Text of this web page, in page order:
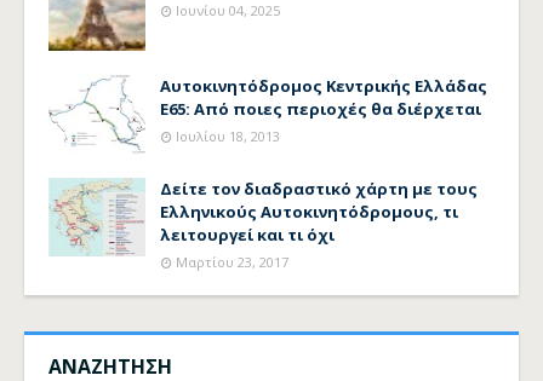
Ιουνίου 04, 2025
Αυτοκινητόδρομος Κεντρικής Ελλάδας
Ε65: Από ποιες περιοχές θα διέρχεται
Ιουλίου 18, 2013
Δείτε τον διαδραστικό χάρτη με τους
Ελληνικούς Αυτοκινητόδρομους, τι
λειτουργεί και τι όχι
Μαρτίου 23, 2017
ΑΝΑΖΗΤΗΣΗ